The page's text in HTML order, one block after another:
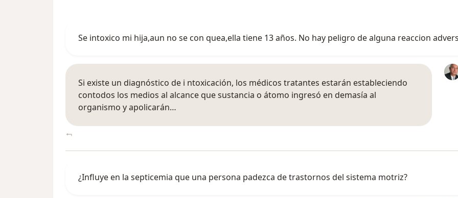
Se intoxico mi hija,aun no se con quea,ella tiene 13 años. No hay peligro de alguna reaccion
Si existe un diagnóstico de i ntoxicación, los médicos tratantes estarán estableciendo
contodos los medios al alcance que sustancia o átomo ingresó en demasía al
organismo y apolicarán…
¿Influye en la septicemia que una persona padezca de trastornos del sistema motriz?